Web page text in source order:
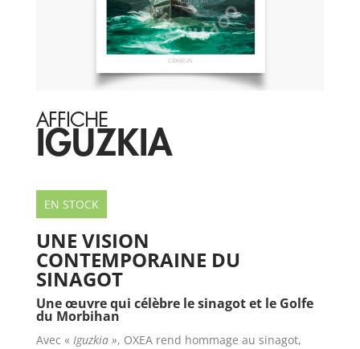
AFFICHE
IGUZKIA
EN STOCK
UNE VISION
CONTEMPORAINE DU
SINAGOT
Une œuvre qui célèbre le sinagot et le Golfe
du Morbihan
Avec « Iguzkia », OXEA rend hommage au sinagot,